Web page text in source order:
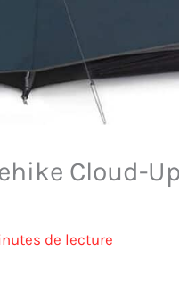
Cloud-
de lecture